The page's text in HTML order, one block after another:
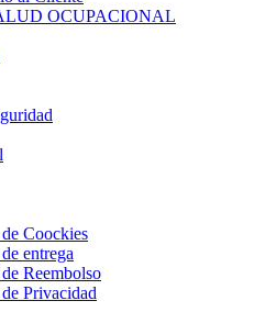
OCUPACIONAL
Coockies
entrega
Reembolso
Privacidad